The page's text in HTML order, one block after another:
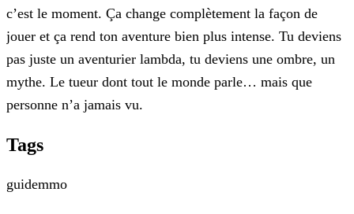
c’est le moment. Ça change complètement la façon de
jouer et ça rend ton aventure bien plus intense. Tu deviens
pas juste un aventurier lambda, tu deviens une ombre, un
mythe. Le tueur dont tout le monde parle… mais que
personne n’a jamais vu.
Tags
guidemmo